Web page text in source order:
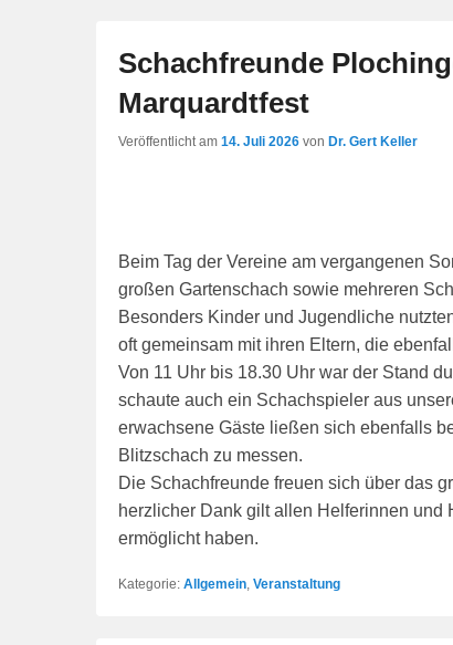
Schachfreunde
Marquardtfest
Veröffentlicht am 14. Juli 2026 von Dr. Gert Keller
Beim Tag der Vereine am vergangenen
großen Gartenschach sowie mehreren
Besonders Kinder und Jugendliche
oft gemeinsam mit ihren Eltern, die
Von 11 Uhr bis 18.30 Uhr war der Stand
schaute auch ein Schachspieler aus
erwachsene Gäste ließen sich ebenfalls
Blitzschach zu messen.
Die Schachfreunde freuen sich über das
herzlicher Dank gilt allen Helferinnen und
ermöglicht haben.
Kategorie: Allgemein Veranstaltung